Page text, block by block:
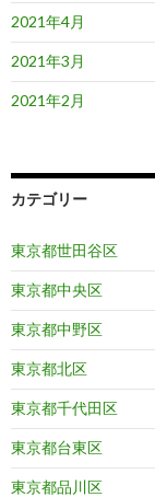
2021年4月
2021年3月
2021年2月
カテゴリー
東京都世田谷区
東京都中央区
東京都中野区
東京都北区
東京都千代田区
東京都台東区
東京都品川区